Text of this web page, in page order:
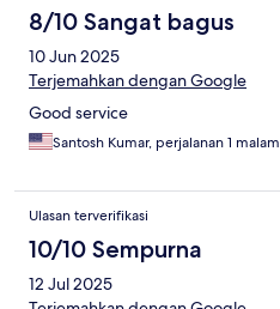
8/10 Sangat bagus
10 Jun 2025
Terjemahkan dengan Google
Good service
Santosh Kumar, perjalanan 1 malam
Ulasan terverifikasi
10/10 Sempurna
12 Jul 2025